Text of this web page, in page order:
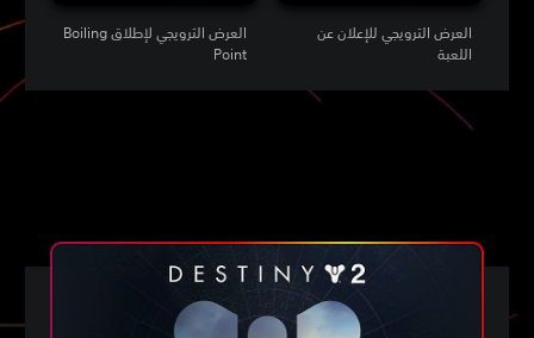
العرض الترويجي لإطلاق Boiling
Point
العرض الترويجي للإعلان عن
اللعبة